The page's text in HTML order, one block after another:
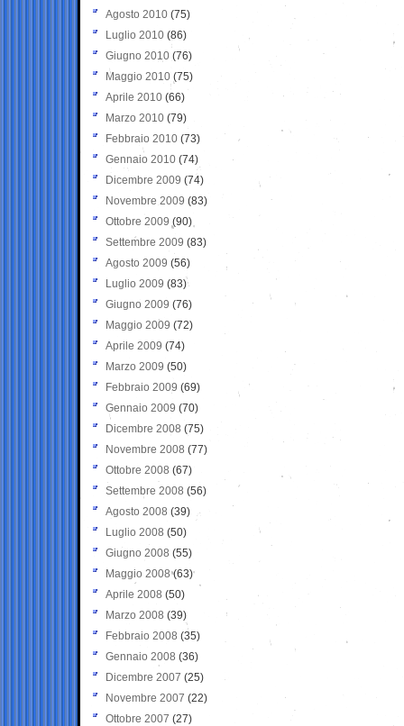
Agosto 2010 (75)
Luglio 2010 (86)
Giugno 2010 (76)
Maggio 2010 (75)
Aprile 2010 (66)
Marzo 2010 (79)
Febbraio 2010 (73)
Gennaio 2010 (74)
Dicembre 2009 (74)
Novembre 2009 (83)
Ottobre 2009 (90)
Settembre 2009 (83)
Agosto 2009 (56)
Luglio 2009 (83)
Giugno 2009 (76)
Maggio 2009 (72)
Aprile 2009 (74)
Marzo 2009 (50)
Febbraio 2009 (69)
Gennaio 2009 (70)
Dicembre 2008 (75)
Novembre 2008 (77)
Ottobre 2008 (67)
Settembre 2008 (56)
Agosto 2008 (39)
Luglio 2008 (50)
Giugno 2008 (55)
Maggio 2008(63)
Aprile 2008 (50)
Marzo 2008 (39)
Febbraio 2008 (35)
Gennaio 2008 (36)
Dicembre 2007 (25)
Novembre 2007 (22)
Ottobre 2007 (27)